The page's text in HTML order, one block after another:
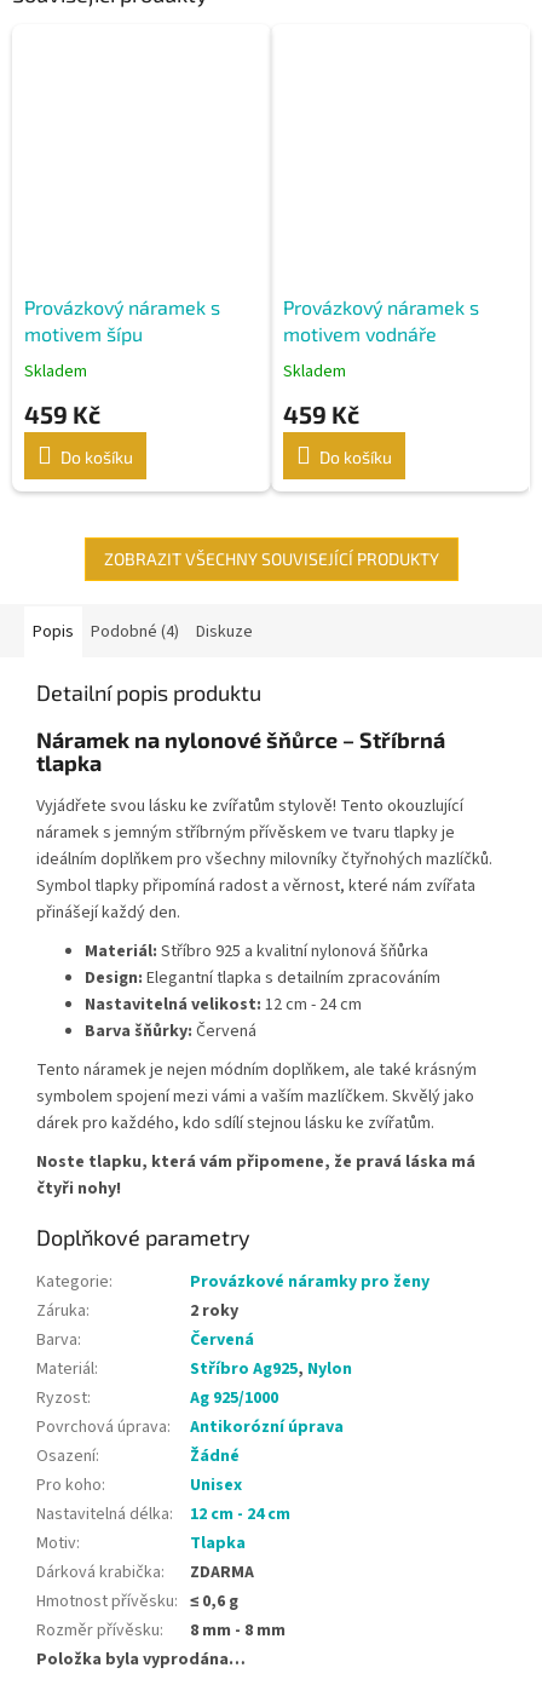
Provázkový náramek s
motivem šípu
Skladem
459 Kč
Do košíku
Provázkový náramek s
motivem vodnáře
Skladem
459 Kč
Do košíku
ZOBRAZIT VŠECHNY SOUVISEJÍCÍ PRODUKTY
Popis Podobné (4) Diskuze
Detailní popis produktu
Náramek na nylonové šňůrce – Stříbrná
tlapka
Vyjádřete svou lásku ke zvířatům stylově! Tento okouzlující
náramek s jemným stříbrným přívěskem ve tvaru tlapky je
ideálním doplňkem pro všechny milovníky čtyřnohých mazlíčků.
Symbol tlapky připomíná radost a věrnost, které nám zvířata
přinášejí každý den.
Materiál: Stříbro 925 a kvalitní nylonová šňůrka
Design: Elegantní tlapka s detailním zpracováním
Nastavitelná velikost: 12 cm - 24 cm
Barva šňůrky: Červená
Tento náramek je nejen módním doplňkem, ale také krásným
symbolem spojení mezi vámi a vaším mazlíčkem. Skvělý jako
dárek pro každého, kdo sdílí stejnou lásku ke zvířatům.
Noste tlapku, která vám připomene, že pravá láska má
čtyři nohy!
Doplňkové parametry
Kategorie:
Provázkové náramky pro ženy
Záruka:
2 roky
Barva:
Červená
Materiál: Stříbro Ag925, Nylon
Ryzost:
Ag 925/1000
Povrchová úprava:
Antikorózní úprava
Osazení:
Žádné
Pro koho:
Unisex
Nastavitelná délka:
12 cm - 24 cm
Motiv:
Tlapka
Dárková krabička:
ZDARMA
Hmotnost přívěsku: ≤ 0,6 g
Rozměr přívěsku:
8 mm - 8 mm
Položka byla vyprodána…